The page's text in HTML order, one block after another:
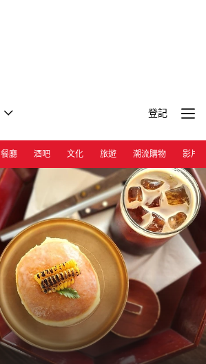
登記
餐廳 酒吧 文化 旅遊 潮流購物 影片